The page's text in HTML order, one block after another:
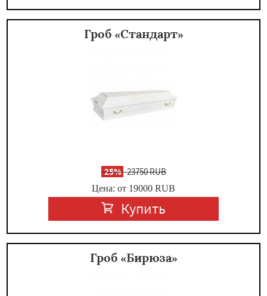
Гроб «Стандарт»
-25%23750 RUB
Цена: от 19000 RUB
Купить
Гроб «Бирюза»